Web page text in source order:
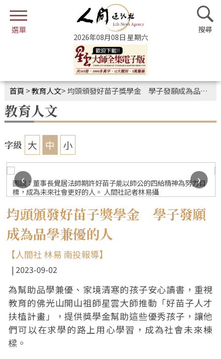
2026年08月08日 星期六
首頁 >教育人文>均頭頒發好苗子獎學金 學子發願成為品學兼優的人
教育人文
字級 大 中 小
圖說：董事長覺居法師期許好苗子能以師公的四給精神為努力目
標，成為未來社會更好的人。 人間社記者林易攝
‹
›
均頭頒發好苗子獎學金 學子發願
成為品學兼優的人
【人間社 林易 南投報導】
2023-09-02
為幫助品學兼優、家境清寒的孩子安心讀書，重視
教育的佛光山開山祖師星雲大師推動「好苗子人才
扶植計畫」，提供獎學金幫助這些優秀孩子，讓他
們可以在求學的路上用心學習，成為社會未來棟
樑。